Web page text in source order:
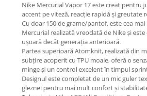
Nike Mercurial Vapor 17 este creat pentru
accent pe viteză, reacție rapidă și greutate
Cu doar 150 de grame/pantof, este cea
Mercurial realizată vreodată de Nike și este
ușoară decât generația anterioară.
Partea superioară Atomknit, realizată din
subțire acoperit cu TPU moale, oferă o
minge și un control excelent în timpul
Designul este completat de un mic guler
gleznei pentru mai mult confort și